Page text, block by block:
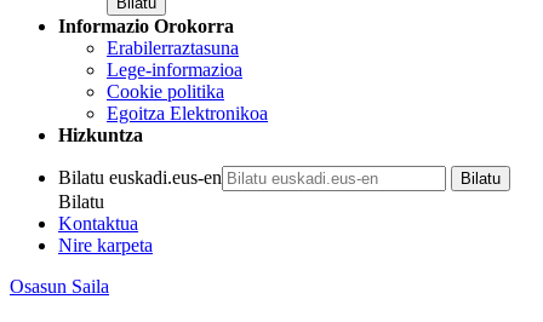
Informazio Orokorra
Erabilerraztasuna
Lege-informazioa
Cookie politika
Egoitza Elektronikoa
Hizkuntza
Bilatu euskadi.eus-en
Bilatu
Kontaktua
Nire karpeta
Osasun Saila